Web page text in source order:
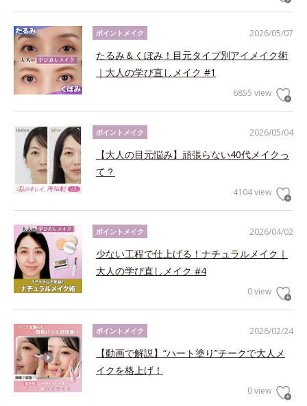
2026/05/07
ポイントメイク
たるみ＆くぼみ！目元タイプ別アイメイク術
｜大人の学び直しメイク #1
6855 view
2026/05/04
ポイントメイク
【大人の目元悩み】頑張らない40代メイクっ
て？
4104 view
2026/04/02
ポイントメイク
少ない工程で仕上げる！ナチュラルメイク｜
大人の学び直しメイク #4
0 view
2026/02/24
ポイントメイク
【動画で解説】“ハート塗り”チークで大人メ
イクを格上げ！
0 view